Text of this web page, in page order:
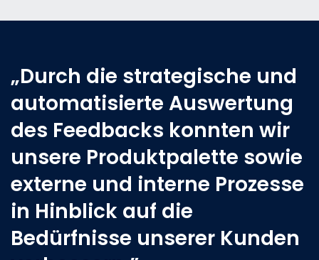
„Durch die strategische und
automatisierte Auswertung
des Feedbacks konnten wir
unsere Produktpalette sowie
externe und interne Prozesse
in Hinblick auf die
Bedürfnisse unserer Kunden